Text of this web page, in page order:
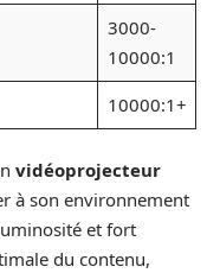
3000-
10000:1
10000:1+
vidéoprojecteur
à son environnement
et fort
du contenu,